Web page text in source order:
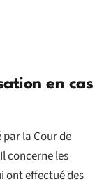
en cas
la Cour de
concerne les
ont effectué des